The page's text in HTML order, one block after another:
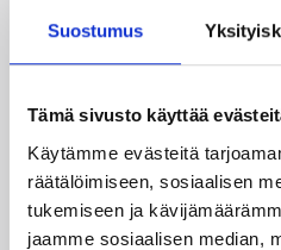
Suostumus
Tämä sivusto käyttää
Käytämme evästeitä
räätälöimiseen, sosiaalisen
tukemiseen ja
jaamme sosiaalisen median,
Koripalloliitto 04.08.2026
Miljoona koria!
17.8.